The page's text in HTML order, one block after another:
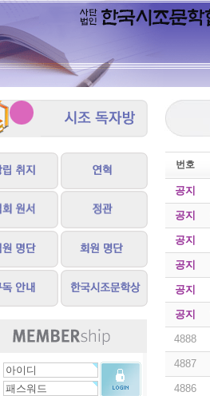
번호
공지
공지
공지
공지
공지
공지
4888
4887
4886